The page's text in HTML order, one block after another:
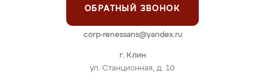
г. Клин
ул. Станционная, д. 10
ОБРАТНЫЙ ЗВОНОК
corp-renessans@yandex.ru